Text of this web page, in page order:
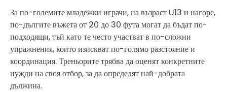
За по-големите младежки играчи, на възраст U13 и нагоре,
по-дългите въжета от 20 до 30 фута могат да бъдат по-
подходящи, тъй като те често участват в по-сложни
упражнения, които изискват по-голямо разстояние и
координация. Треньорите трябва да оценят конкретните
нужди на своя отбор, за да определят най-добрата
дължина.